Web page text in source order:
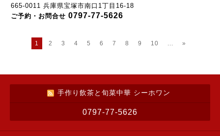
665-0011 兵庫県宝塚市南口1丁目16-18
ご予約・お問合せ 0797-77-5626
1 2 3 4 5 6 7 8 9 10 »
手作り飲茶と旬菜中華 シーホワン
0797-77-5626